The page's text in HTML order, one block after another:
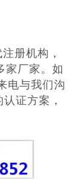
册机构，
家厂家。如
电与我们沟
证方案，